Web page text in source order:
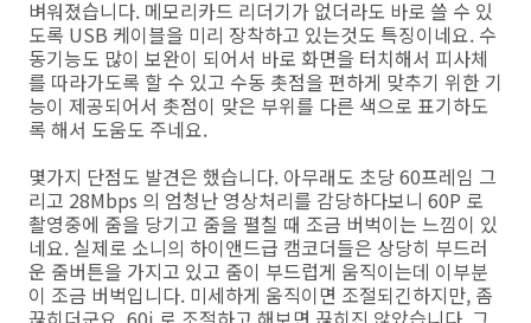
벼워졌습니다. 메모리카드 리더기가 없더라도 바로 쓸 수 있
도록 USB 케이블을 미리 장착하고 있는것도 특징이네요. 수
동기능도 많이 보완이 되어서 바로 화면을 터치해서 피사체
를 따라가도록 할 수 있고 수동 촛점을 편하게 맞추기 위한 기
능이 제공되어서 촛점이 맞은 부위를 다른 색으로 표기하도
록 해서 도움도 주네요.
몇가지 단점도 발견은 했습니다. 아무래도 초당 60프레임 그
리고 28Mbps 의 엄청난 영상처리를 감당하다보니 60P 로
촬영중에 줌을 당기고 줌을 펼칠 때 조금 버벅이는 느낌이 있
네요. 실제로 소니의 하이앤드급 캠코더들은 상당히 부드러
운 줌버튼을 가지고 있고 줌이 부드럽게 움직이는데 이부분
이 조금 버벅입니다. 미세하게 움직이면 조절되긴하지만, 좀